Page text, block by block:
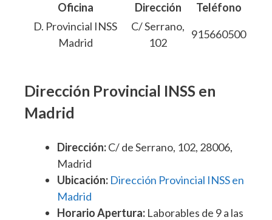
Oficina
Dirección
Teléfono
D. Provincial INSS
Madrid
C/ Serrano,
102
915660500
Dirección Provincial INSS en
Madrid
Dirección:C/ de Serrano, 102, 28006,
Madrid
Ubicación: Dirección Provincial INSS en
Madrid
Horario Apertura: Laborables de 9 a las